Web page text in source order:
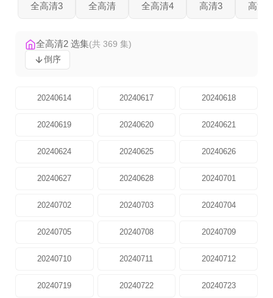
全高清3 全高清 全高清4 高清3 高清2
全高清2 选集(共 369 集)
倒序
20240614 20240617 20240618
20240619 20240620 20240621
20240624 20240625 20240626
20240627 20240628 20240701
20240702 20240703 20240704
20240705 20240708 20240709
20240710 20240711 20240712
20240719 20240722 20240723